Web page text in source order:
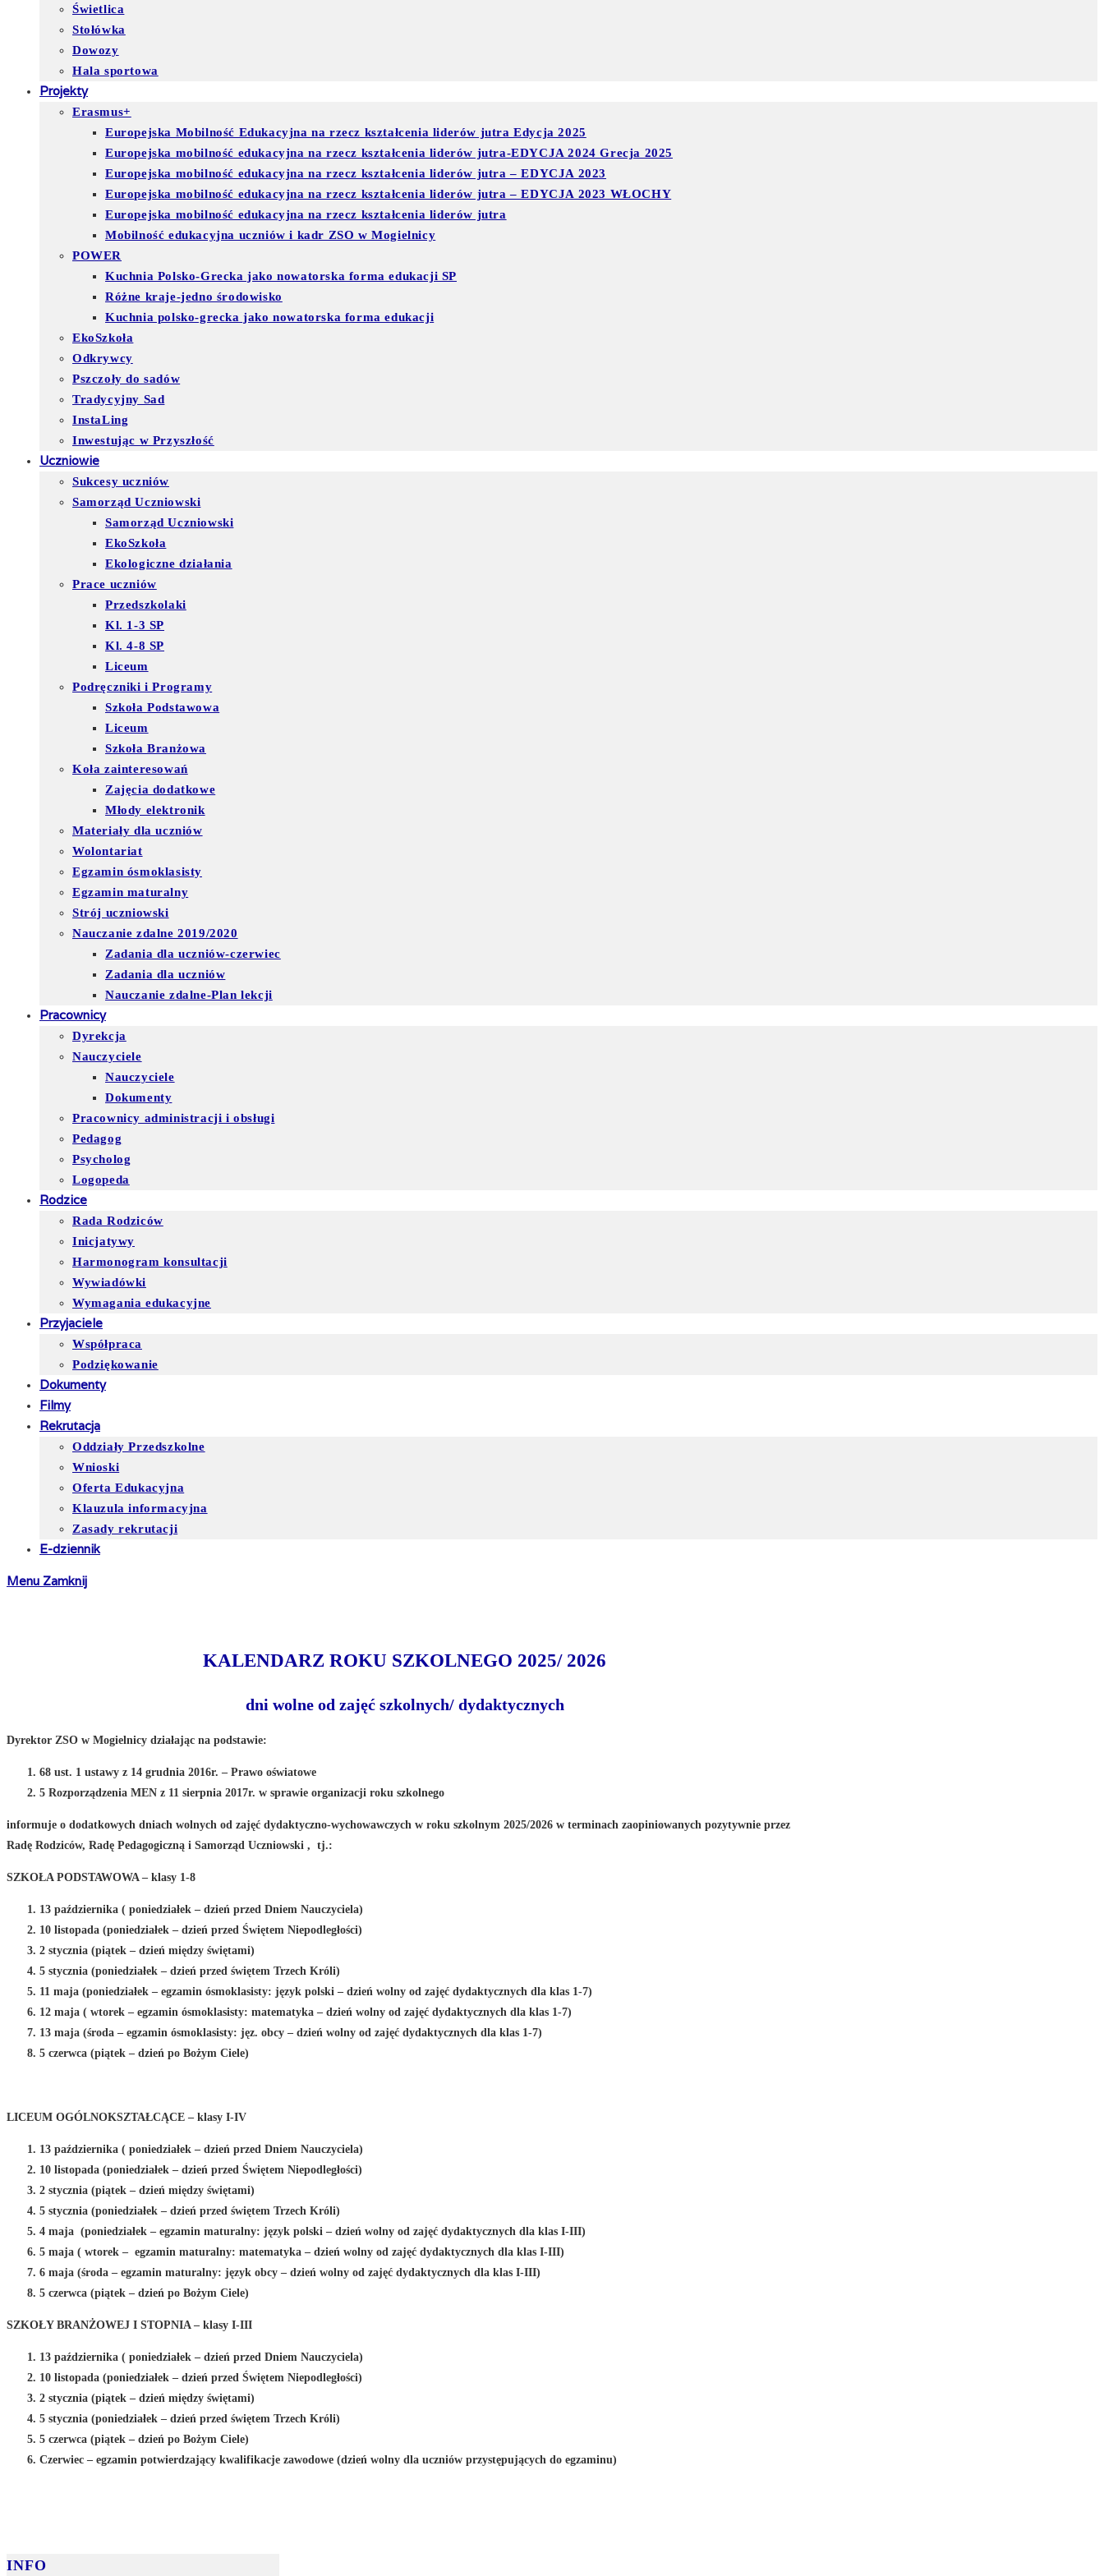
Świetlica
Stołówka
Dowozy
Hala sportowa
Projekty
Erasmus+
Europejska Mobilność Edukacyjna na rzecz kształcenia liderów jutra Edycja 2025
Europejska mobilność edukacyjna na rzecz kształcenia liderów jutra-EDYCJA 2024 Grecja 2025
Europejska mobilność edukacyjna na rzecz kształcenia liderów jutra – EDYCJA 2023
Europejska mobilność edukacyjna na rzecz kształcenia liderów jutra – EDYCJA 2023 WŁOCHY
Europejska mobilność edukacyjna na rzecz kształcenia liderów jutra
Mobilność edukacyjna uczniów i kadr ZSO w Mogielnicy
POWER
Kuchnia Polsko-Grecka jako nowatorska forma edukacji SP
Różne kraje-jedno środowisko
Kuchnia polsko-grecka jako nowatorska forma edukacji
EkoSzkoła
Odkrywcy
Pszczoły do sadów
Tradycyjny Sad
InstaLing
Inwestując w Przyszłość
Uczniowie
Sukcesy uczniów
Samorząd Uczniowski
Samorząd Uczniowski
EkoSzkoła
Ekologiczne działania
Prace uczniów
Przedszkolaki
Kl. 1-3 SP
Kl. 4-8 SP
Liceum
Podręczniki i Programy
Szkoła Podstawowa
Liceum
Szkoła Branżowa
Koła zainteresowań
Zajęcia dodatkowe
Młody elektronik
Materiały dla uczniów
Wolontariat
Egzamin ósmoklasisty
Egzamin maturalny
Strój uczniowski
Nauczanie zdalne 2019/2020
Zadania dla uczniów-czerwiec
Zadania dla uczniów
Nauczanie zdalne-Plan lekcji
Pracownicy
Dyrekcja
Nauczyciele
Nauczyciele
Dokumenty
Pracownicy administracji i obsługi
Pedagog
Psycholog
Logopeda
Rodzice
Rada Rodziców
Inicjatywy
Harmonogram konsultacji
Wywiadówki
Wymagania edukacyjne
Przyjaciele
Współpraca
Podziękowanie
Dokumenty
Filmy
Rekrutacja
Oddziały Przedszkolne
Wnioski
Oferta Edukacyjna
Klauzula informacyjna
Zasady rekrutacji
E-dziennik
Menu Zamknij
KALENDARZ ROKU SZKOLNEGO 2025/ 2026
dni wolne od zajęć szkolnych/ dydaktycznych
Dyrektor ZSO w Mogielnicy działając na podstawie:
68 ust. 1 ustawy z 14 grudnia 2016r. – Prawo oświatowe
5 Rozporządzenia MEN z 11 sierpnia 2017r. w sprawie organizacji roku szkolnego
informuje o dodatkowych dniach wolnych od zajęć dydaktyczno-wychowawczych w roku szkolnym 2025/2026 w terminach zaopiniowanych pozytywnie przez
Radę Rodziców, Radę Pedagogiczną i Samorząd Uczniowski , tj.:
SZKOŁA PODSTAWOWA – klasy 1-8
13 października ( poniedziałek – dzień przed Dniem Nauczyciela)
10 listopada (poniedziałek – dzień przed Świętem Niepodległości)
2 stycznia (piątek – dzień między świętami)
5 stycznia (poniedziałek – dzień przed świętem Trzech Króli)
11 maja (poniedziałek – egzamin ósmoklasisty: język polski – dzień wolny od zajęć dydaktycznych dla klas 1-7)
12 maja ( wtorek – egzamin ósmoklasisty: matematyka – dzień wolny od zajęć dydaktycznych dla klas 1-7)
13 maja (środa – egzamin ósmoklasisty: jęz. obcy – dzień wolny od zajęć dydaktycznych dla klas 1-7)
5 czerwca (piątek – dzień po Bożym Ciele)
LICEUM OGÓLNOKSZTAŁCĄCE – klasy I-IV
13 października ( poniedziałek – dzień przed Dniem Nauczyciela)
10 listopada (poniedziałek – dzień przed Świętem Niepodległości)
2 stycznia (piątek – dzień między świętami)
5 stycznia (poniedziałek – dzień przed świętem Trzech Króli)
4 maja (poniedziałek – egzamin maturalny: język polski – dzień wolny od zajęć dydaktycznych dla klas I-III)
5 maja ( wtorek – egzamin maturalny: matematyka – dzień wolny od zajęć dydaktycznych dla klas I-III)
6 maja (środa – egzamin maturalny: język obcy – dzień wolny od zajęć dydaktycznych dla klas I-III)
5 czerwca (piątek – dzień po Bożym Ciele)
SZKOŁY BRANŻOWEJ I STOPNIA – klasy I-III
13 października ( poniedziałek – dzień przed Dniem Nauczyciela)
10 listopada (poniedziałek – dzień przed Świętem Niepodległości)
2 stycznia (piątek – dzień między świętami)
5 stycznia (poniedziałek – dzień przed świętem Trzech Króli)
5 czerwca (piątek – dzień po Bożym Ciele)
Czerwiec – egzamin potwierdzający kwalifikacje zawodowe (dzień wolny dla uczniów przystępujących do egzaminu)
INFO